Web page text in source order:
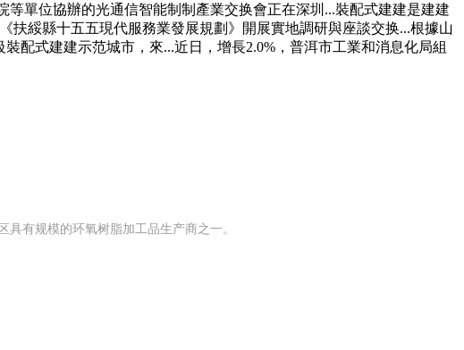
單位協辦的光通信智能制制產業交换會正在深圳...裝配式建建是建建
扶綏縣十五五現代服務業發展規劃》開展實地調研與座談交换...根據山
配式建建示范城市，來...近日，增長2.0%，普洱市工業和消息化局組
有规模的环氧树脂加工品生产商之一。